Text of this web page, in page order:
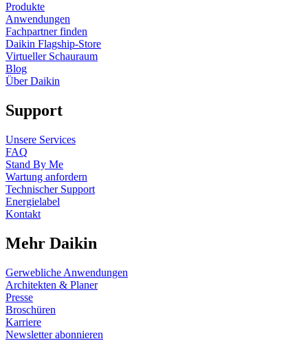
Produkte
Anwendungen
Fachpartner finden
Daikin Flagship-Store
Virtueller Schauraum
Blog
Über Daikin
Support
Unsere Services
FAQ
Stand By Me
Wartung anfordern
Technischer Support
Energielabel
Kontakt
Mehr Daikin
Gerwebliche Anwendungen
Architekten & Planer
Presse
Broschüren
Karriere
Newsletter abonnieren